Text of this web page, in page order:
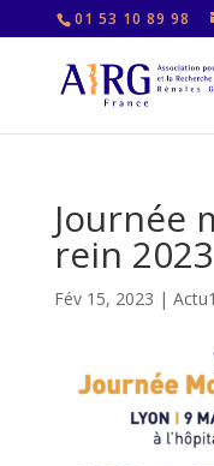
01 53 10 89 98
Journée
rein 2023
Fév 15, 2023 | Actu1